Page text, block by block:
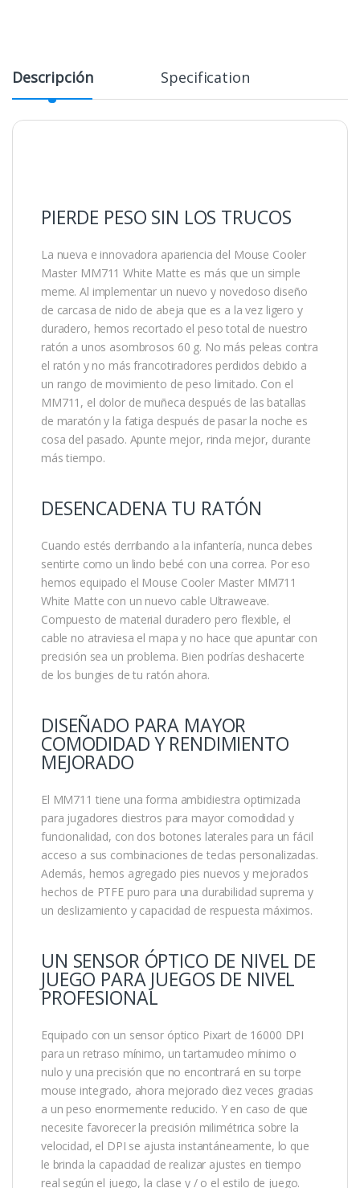
Descripción Specification
PIERDE PESO SIN LOS TRUCOS
La nueva e innovadora apariencia del Mouse Cooler
Master MM711 White Matte es más que un simple
meme. Al implementar un nuevo y novedoso diseño
de carcasa de nido de abeja que es a la vez ligero y
duradero, hemos recortado el peso total de nuestro
ratón a unos asombrosos 60 g. No más peleas contra
el ratón y no más francotiradores perdidos debido a
un rango de movimiento de peso limitado. Con el
MM711, el dolor de muñeca después de las batallas
de maratón y la fatiga después de pasar la noche es
cosa del pasado. Apunte mejor, rinda mejor, durante
más tiempo.
DESENCADENA TU RATÓN
Cuando estés derribando a la infantería, nunca debes
sentirte como un lindo bebé con una correa. Por eso
hemos equipado el Mouse Cooler Master MM711
White Matte con un nuevo cable Ultraweave.
Compuesto de material duradero pero flexible, el
cable no atraviesa el mapa y no hace que apuntar con
precisión sea un problema. Bien podrías deshacerte
de los bungies de tu ratón ahora.
DISEÑADO PARA MAYOR
COMODIDAD Y RENDIMIENTO
MEJORADO
El MM711 tiene una forma ambidiestra optimizada
para jugadores diestros para mayor comodidad y
funcionalidad, con dos botones laterales para un fácil
acceso a sus combinaciones de teclas personalizadas.
Además, hemos agregado pies nuevos y mejorados
hechos de PTFE puro para una durabilidad suprema y
un deslizamiento y capacidad de respuesta máximos.
UN SENSOR ÓPTICO DE NIVEL DE
JUEGO PARA JUEGOS DE NIVEL
PROFESIONAL
Equipado con un sensor óptico Pixart de 16000 DPI
para un retraso mínimo, un tartamudeo mínimo o
nulo y una precisión que no encontrará en su torpe
mouse integrado, ahora mejorado diez veces gracias
a un peso enormemente reducido. Y en caso de que
necesite favorecer la precisión milimétrica sobre la
velocidad, el DPI se ajusta instantáneamente, lo que
le brinda la capacidad de realizar ajustes en tiempo
real según el juego, la clase y / o el estilo de juego.